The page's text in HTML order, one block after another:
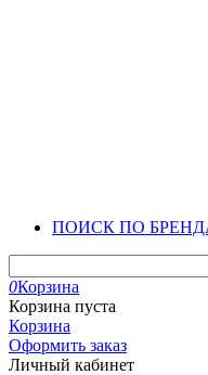
ПОИСК ПО
0Корзина
Корзина пуста
Корзина
Оформить заказ
Личный кабинет